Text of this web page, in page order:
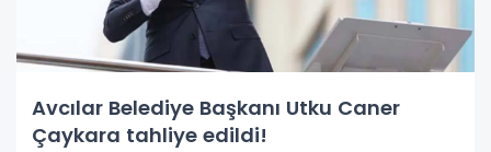
Avcılar Belediye Başkanı Utku Caner
Çaykara tahliye edildi!